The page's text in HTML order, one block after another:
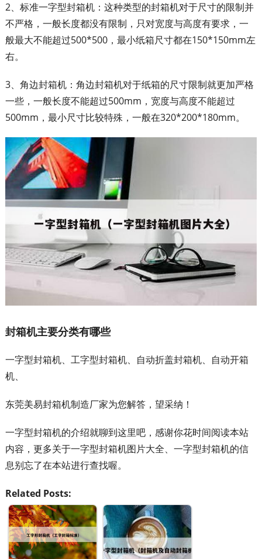
2、标准一字型封箱机：这种类型的封箱机对于尺寸的限制并
不严格，一般长度都没有限制，只对宽度与高度有要求，一
般最大不能超过500*500，最小纸箱尺寸都在150*150mm左
右。
3、角边封箱机：角边封箱机对于纸箱的尺寸限制就更加严格
一些，一般长度不能超过500mm，宽度与高度不能超过
500mm，最小尺寸比较特殊，一般在320*200*180mm。
封箱机主要分类有哪些
一字型封箱机、工字型封箱机、自动折盖封箱机、自动开箱
机、
东莞美易封箱机制造厂家为您解答，望采纳！
一字型封箱机的介绍就聊到这里吧，感谢你花时间阅读本站
内容，更多关于一字型封箱机图片大全、一字型封箱机的信
息别忘了在本站进行查找喔。
Related Posts: